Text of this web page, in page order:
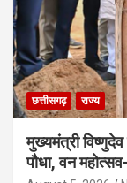
छत्तीसगढ़ राज्य
मुख्यमंत्री
पौधा, वन